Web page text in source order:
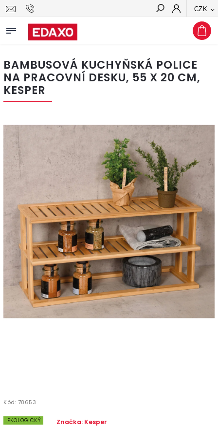
CZK
Hledat
BAMBUSOVÁ KUCHYŇSKÁ POLICE
NA PRACOVNÍ DESKU, 55 X 20 CM,
KESPER
Kód: 78653
EKOLOGICKÝ Značka: Kesper